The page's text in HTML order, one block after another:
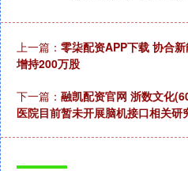
上一篇： 零柒配资APP下载 协合
增持200万股
下一篇： 融凯配资官网 浙数文化
医院目前暂未开展脑机接口相关研